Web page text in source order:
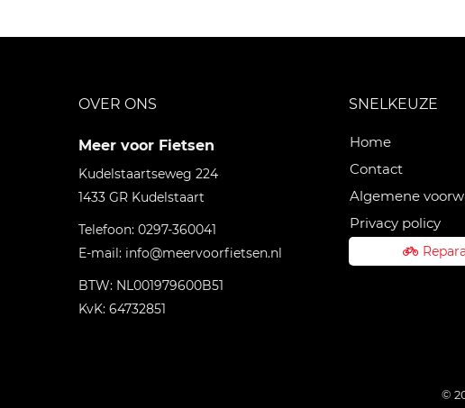
OVER ONS
Meer voor Fietsen
Kudelstaartseweg 224
1433 GR Kudelstaart
Telefoon: 0297-360041
E-mail: info@meervoorfietsen.nl
BTW: NL001979600B51
KvK: 64732851
SNELKEUZE
Home
Contact
Algemene
Privacy policy
©